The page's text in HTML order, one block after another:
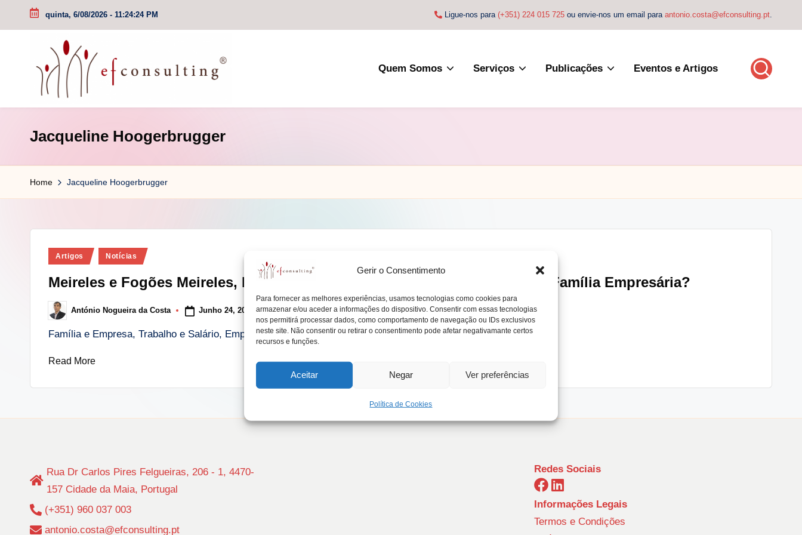
Gerir o Consentimento
Para fornecer as melhores experiências, usamos tecnologias como cookies para
armazenar e/ou aceder a informações do dispositivo. Consentir com essas tecnologias
nos permitirá processar dados, como comportamento de navegação ou IDs exclusivos
neste site. Não consentir ou retirar o consentimento pode afetar negativamante certos
recursos e funções.
Aceitar Negar Ver preferências
Política de Cookies
Skip
quinta, 6/08/2026 - 11:24:24 PM Ligue-nos para (+351) 224 015 725 ou envie-nos um email para antonio.costa@efconsulting.pt.
f
c
o
.
p
Quem Somos Serviços Publicações Eventos e Artigos
Jacqueline Hoogerbrugger
Home Jacqueline Hoogerbrugger
Posted
Artigos Notícias
Meireles e Fogões Meireles, Família e Empresa, … Pós-graduação Direito Família Empresária?
Posted
by
António Nogueira da Costa Junho 24, 2022
Família e Empresa, Trabalho e Salário, Empreender e Inovar ..., e muitas outras palavras podem…
Read More
Rua Dr Carlos Pires Felgueiras, 206 - 1, 4470-
157 Cidade da Maia, Portugal
(+351) 960 037 003
antonio.costa@efconsulting.pt
Redes Sociais
Informações Legais
Termos e Condições